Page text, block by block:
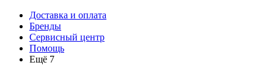
Доставка и оплата
Бренды
Сервисный центр
Помощь
Ещё 7